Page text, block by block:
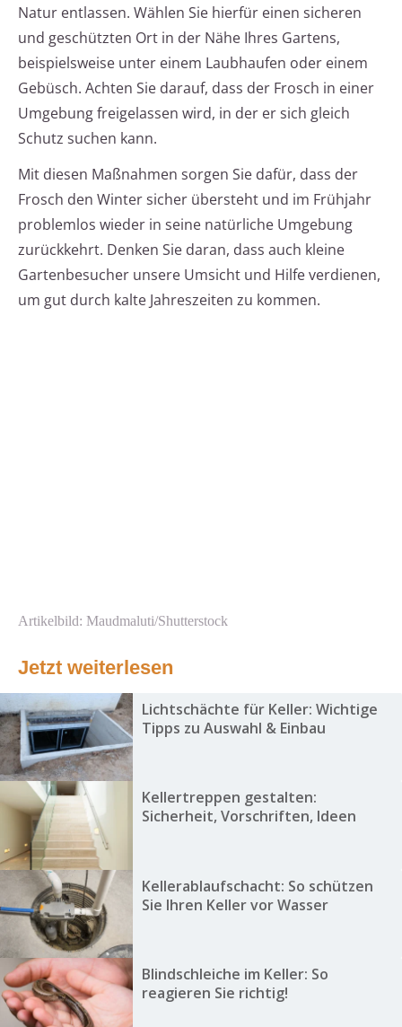
Natur entlassen. Wählen Sie hierfür einen sicheren
und geschützten Ort in der Nähe Ihres Gartens,
beispielsweise unter einem Laubhaufen oder einem
Gebüsch. Achten Sie darauf, dass der Frosch in einer
Umgebung freigelassen wird, in der er sich gleich
Schutz suchen kann.
Mit diesen Maßnahmen sorgen Sie dafür, dass der
Frosch den Winter sicher übersteht und im Frühjahr
problemlos wieder in seine natürliche Umgebung
zurückkehrt. Denken Sie daran, dass auch kleine
Gartenbesucher unsere Umsicht und Hilfe verdienen,
um gut durch kalte Jahreszeiten zu kommen.
Artikelbild: Maudmaluti/Shutterstock
Jetzt weiterlesen
Lichtschächte für Keller: Wichtige
Tipps zu Auswahl & Einbau
Kellertreppen gestalten:
Sicherheit, Vorschriften, Ideen
Kellerablaufschacht: So schützen
Sie Ihren Keller vor Wasser
Blindschleiche im Keller: So
reagieren Sie richtig!